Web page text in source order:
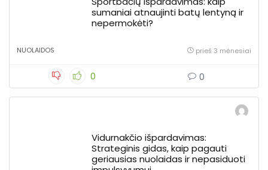
sumaniai atnaujinti batų lentyną ir
nepermokėti?
NUOLAIDOS prieš 3 mėnesiai
0 0
Vidurnakčio išpardavimas:
Strateginis gidas, kaip pagauti
geriausias nuolaidas ir nepasiduoti